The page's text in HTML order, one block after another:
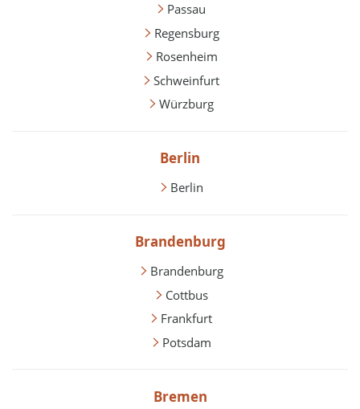
Passau
Regensburg
Rosenheim
Schweinfurt
Würzburg
Berlin
Berlin
Brandenburg
Brandenburg
Cottbus
Frankfurt
Potsdam
Bremen